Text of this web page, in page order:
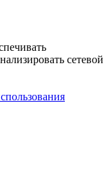
сетевой